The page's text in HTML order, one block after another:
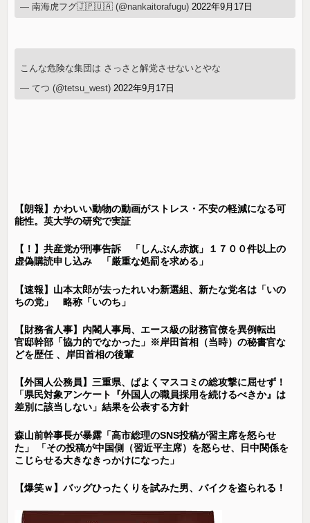
— 南海虎フグ🇯🇵🇺🇦 (@nankaitorafugu) 2022年9月17日
こんな危険な集団は さっさと解党させないとやな
— てつ (@tetsu_west) 2022年9月17日
【朗報】かわいい動物の動画がストレス・不安の軽減になる可
能性。英大学の研究で実証
【！】共産党が刑事告訴 「しんぶん赤旗」１７００件以上の
虚偽購読申し込み 「厳重な処罰を求める」
【速報】山本太郎が去ったれいわ新選組、新たな党名は「いの
ちの党」 略称「いのち」
【財務省人事】内閣人事局、エース級の財務官僚を異例転出
官邸幹部「協力的でなかった」※岸田首相（当時）の秘書官な
どを歴任 、岸田首相の後輩
【外国人公務員】三重県、ぱよくマスコミの総攻撃に屈せず！
「県民対象アンケート『外国人の職員採用を続けるべきか』は
差別に該当しない」結果を公表する方針
森山前幹事長が暴露「高市総理のSNS投稿が習主席を怒らせ
た」 「その投稿が中国側（習近平主席）を怒らせ、日中関係を
こじらせる大きなきっかけになった」
【爆笑ｗ】バッグひったくりを試みた男、バイクを盗られる！